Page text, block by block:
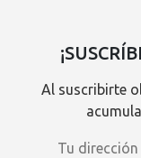
Al suscribirte